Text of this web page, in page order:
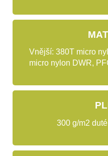
Vnější: 380T micro
micro nylon DWR,
300 g/m2